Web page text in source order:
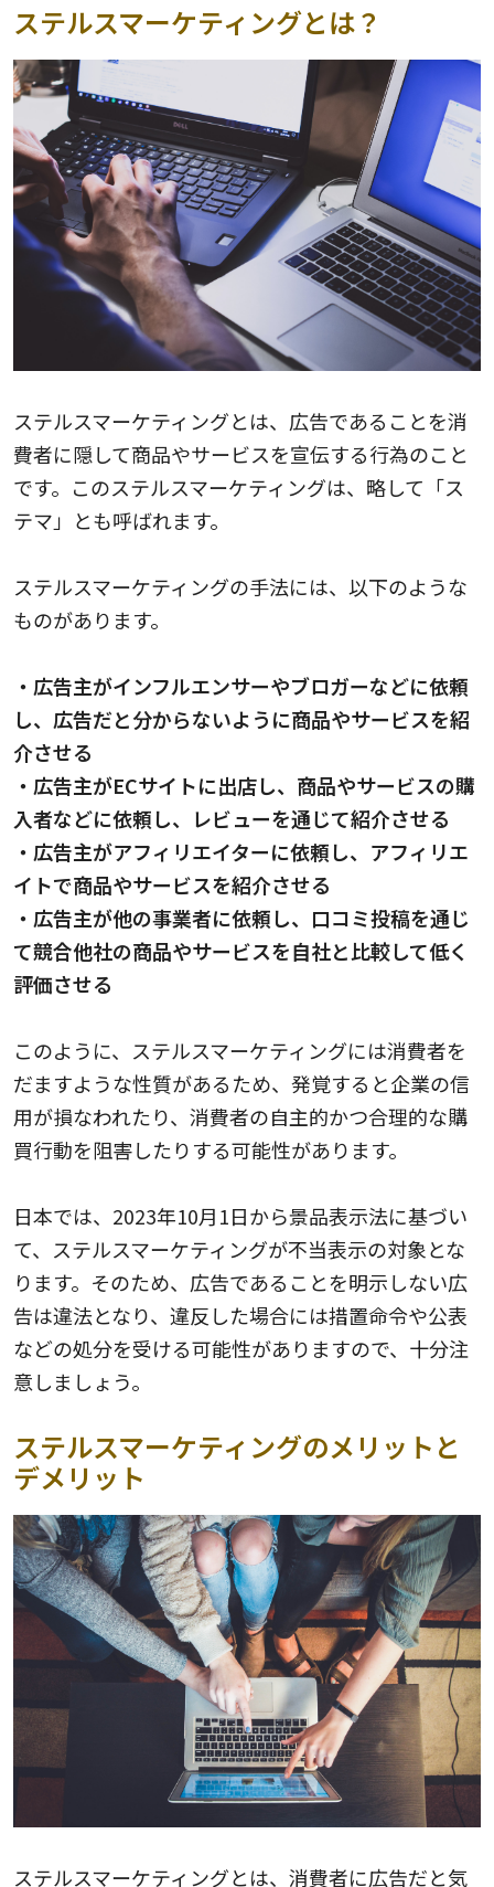
ステルスマーケティングとは？
ステルスマーケティングとは、広告であることを消
費者に隠して商品やサービスを宣伝する行為のこと
です。このステルスマーケティングは、略して「ス
テマ」とも呼ばれます。
ステルスマーケティングの手法には、以下のような
ものがあります。
・広告主がインフルエンサーやブロガーなどに依頼
し、広告だと分からないように商品やサービスを紹
介させる
・広告主がECサイトに出店し、商品やサービスの購
入者などに依頼し、レビューを通じて紹介させる
・広告主がアフィリエイターに依頼し、アフィリエ
イトで商品やサービスを紹介させる
・広告主が他の事業者に依頼し、口コミ投稿を通じ
て競合他社の商品やサービスを自社と比較して低く
評価させる
このように、ステルスマーケティングには消費者を
だますような性質があるため、発覚すると企業の信
用が損なわれたり、消費者の自主的かつ合理的な購
買行動を阻害したりする可能性があります。
日本では、2023年10月1日から景品表示法に基づい
て、ステルスマーケティングが不当表示の対象とな
ります。そのため、広告であることを明示しない広
告は違法となり、違反した場合には措置命令や公表
などの処分を受ける可能性がありますので、十分注
意しましょう。
ステルスマーケティングのメリットと
デメリット
ステルスマーケティングとは、消費者に広告だと気